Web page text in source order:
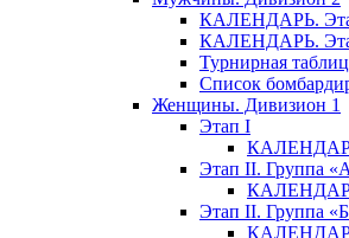
КАЛЕНДАРЬ.
КАЛЕНДАРЬ.
Турнирная
Список
Женщины. Дивизион 1
Этап I
Этап II. Группа
Этап II. Группа